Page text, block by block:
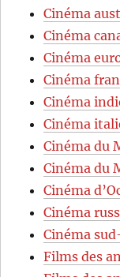
Cinéma
Cinéma
Cinéma
Cinéma
Cinéma
Cinéma
Cinéma du
Cinéma du
Cinéma
Cinéma
Cinéma
Films des